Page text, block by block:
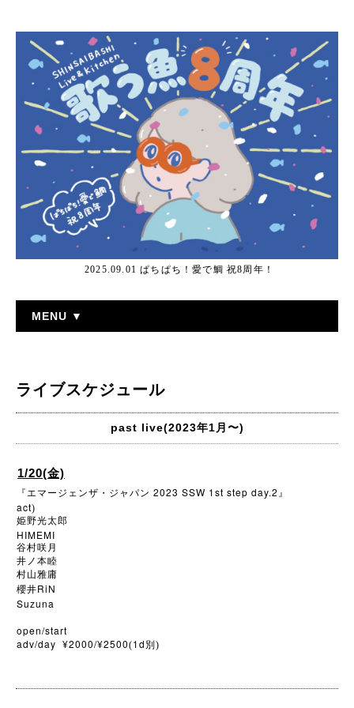
2025.09.01 ぱちぱち！愛で鯛 祝8周年！
MENU ▼
ライブスケジュール
past live(2023年1月〜)
1/20(金)
『エマージェンザ・ジャパン 2023 SSW 1st step day.2 』
act)
姫野光太郎
HIMEMI
谷村咲月
井ノ本睦
村山雅庸
櫻井RiN
Suzuna
open/start
adv/day ¥2000/¥2500(1d 別)